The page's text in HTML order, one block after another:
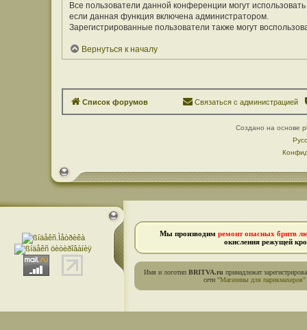
Все пользователи данной конференции могут
если данная функция включена администратором.
Зарегистрированные пользователи также могут
Вернуться к началу
Список форумов Связаться с администрацией
Создано на основе
Мы производим ремонт опасных бритв
окисления режущей
Имя и логотип BRITVA.ru принадлежат
сети "Магазины для парикмахеров"